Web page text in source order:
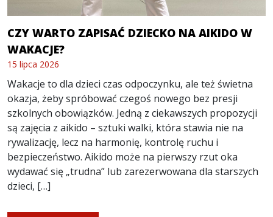
CZY WARTO ZAPISAĆ DZIECKO NA AIKIDO W
WAKACJE?
15 lipca 2026
Wakacje to dla dzieci czas odpoczynku, ale też świetna
okazja, żeby spróbować czegoś nowego bez presji
szkolnych obowiązków. Jedną z ciekawszych propozycji
są zajęcia z aikido – sztuki walki, która stawia nie na
rywalizację, lecz na harmonię, kontrolę ruchu i
bezpieczeństwo. Aikido może na pierwszy rzut oka
wydawać się „trudna” lub zarezerwowana dla starszych
dzieci, […]